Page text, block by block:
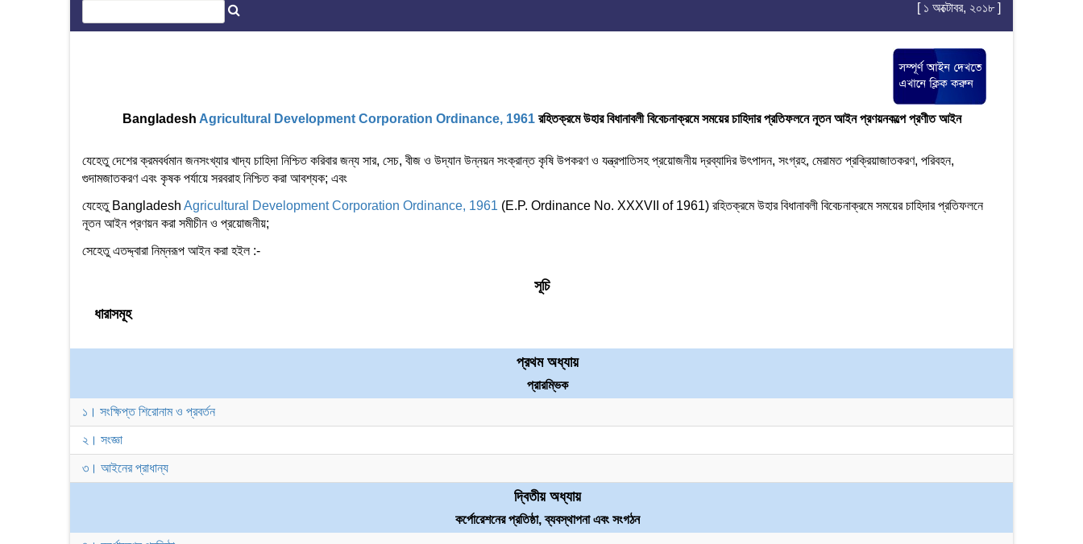
[ ১ অক্টোবর, ২০১৮ ]
Bangladesh Agricultural Development Corporation Ordinance, 1961 রহিতক্রমে উহার বিধানাবলী বিবেচনাক্রমে সময়ের চাহিদার প্রতিফলনে নূতন আইন প্রণয়নকল্পে প্রণীত আইন
যেহেতু দেশের ক্রমবর্ধমান জনসংখ্যার খাদ্য চাহিদা নিশ্চিত করিবার জন্য সার, সেচ, বীজ ও উদ্যান উন্নয়ন সংক্রান্ত কৃষি উপকরণ ও যন্ত্রপাতিসহ প্রয়োজনীয় দ্রব্যাদির উৎপাদন, সংগ্রহ, মেরামত প্রক্রিয়াজাতকরণ, পরিবহন,
গুদামজাতকরণ এবং কৃষক পর্যায়ে সরবরাহ নিশ্চিত করা আবশ্যক; এবং
যেহেতু Bangladesh Agricultural Development Corporation Ordinance, 1961 (E.P. Ordinance No. XXXVII of 1961) রহিতক্রমে উহার বিধানাবলী বিবেচনাক্রমে সময়ের চাহিদার প্রতিফলনে
নূতন আইন প্রণয়ন করা সমীচীন ও প্রয়োজনীয়;
সেহেতু এতদ্দ্বারা নিম্নরূপ আইন করা হইল :-
সূচি
ধারাসমূহ
প্রথম অধ্যায়
প্রারম্ভিক
১। সংক্ষিপ্ত শিরোনাম ও প্রবর্তন
২। সংজ্ঞা
৩। আইনের প্রাধান্য
দ্বিতীয় অধ্যায়
কর্পোরেশনের প্রতিষ্ঠা, ব্যবস্থাপনা এবং সংগঠন